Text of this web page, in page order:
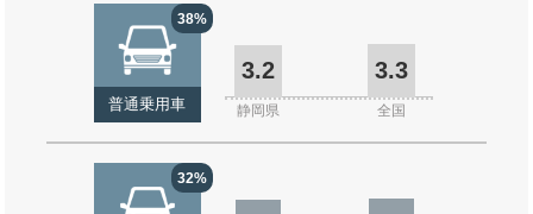
38%
普通乗用車
3.2 3.3
静岡県 全国
32%